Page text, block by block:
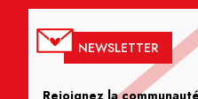
NEWSLETTER
Rejoignez la